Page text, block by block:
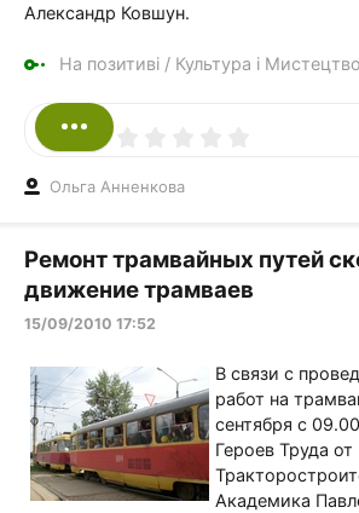
Александр Ковшун.
На позитиві / Культура і Мистецтво
Ольга Анненкова
Ремонт трамвайных путей
движение трамваев
15/09/2010 17:52
В связи с
работ на
сентября с
Героев Труда от
Академика